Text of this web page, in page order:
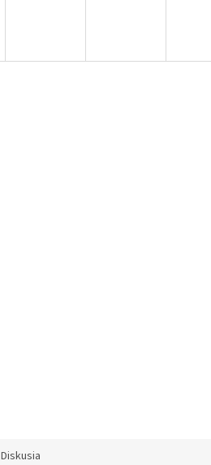
Diskusia